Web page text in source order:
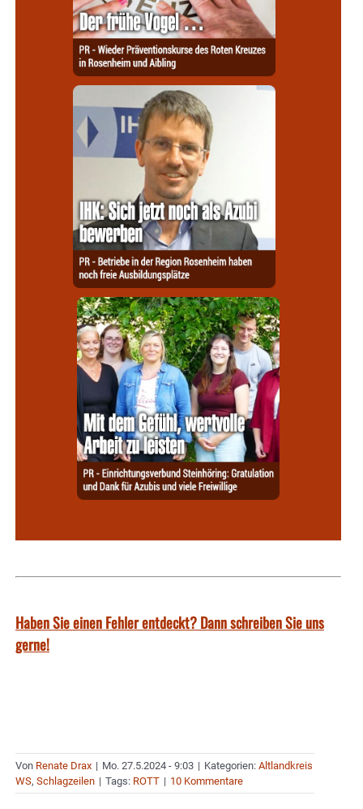
Haben Sie einen Fehler entdeckt? Dann schreiben Sie uns
gerne!
Von Renate Drax | Mo. 27.5.2024 - 9:03 | Kategorien: Altlandkreis
WS, Schlagzeilen | Tags: ROTT | 10 Kommentare